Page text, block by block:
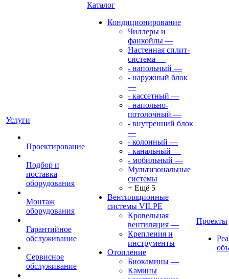
Услуги
Проектирование
Подбор и
поставка
оборудования
Монтаж
оборудования
Гарантийное
обслуживание
Сервисное
обслуживание
Каталог
Кондиционирование
Чиллеры и
фанкойлы —
Настенная сплит-
система —
- напольный —
- наружный блок
—
- кассетный —
- напольно-
потолочный —
- внутренний блок
—
- колонный —
- канальный —
- мобильный —
Мультизональные
системы
+ Ещё 5
Вентиляционные
системы VILPE
Кровельная
вентиляция —
Крепления и
инструменты
Отопление
Биокамины —
Камины
Проекты